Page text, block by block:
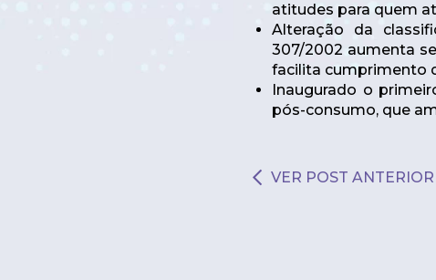
atitudes para quem
Alteração da
307/2002 aumenta
facilita cumprimento
Inaugurado o
pós-consumo, que
VER POST ANTERIOR